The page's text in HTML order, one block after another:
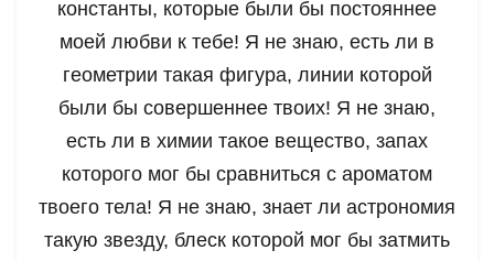
константы, которые были бы постояннее
моей любви к тебе! Я не знаю, есть ли в
геометрии такая фигура, линии которой
были бы совершеннее твоих! Я не знаю,
есть ли в химии такое вещество, запах
которого мог бы сравниться с ароматом
твоего тела! Я не знаю, знает ли астрономия
такую звезду, блеск которой мог бы затмить